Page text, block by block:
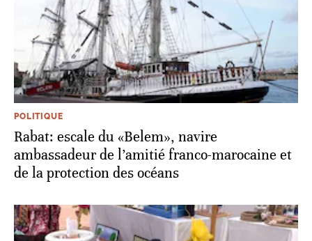
POLITIQUE
Rabat: escale du «Belem», navire
ambassadeur de l’amitié franco-marocaine et
de la protection des océans